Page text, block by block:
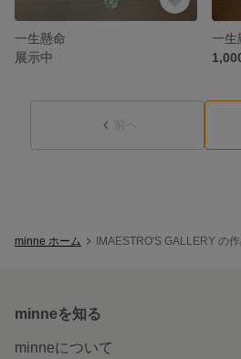
一生懸命
展示中
一生
前へ
minne ホーム IMAESTRO'S GALLERY の
minneを知る
minneについて